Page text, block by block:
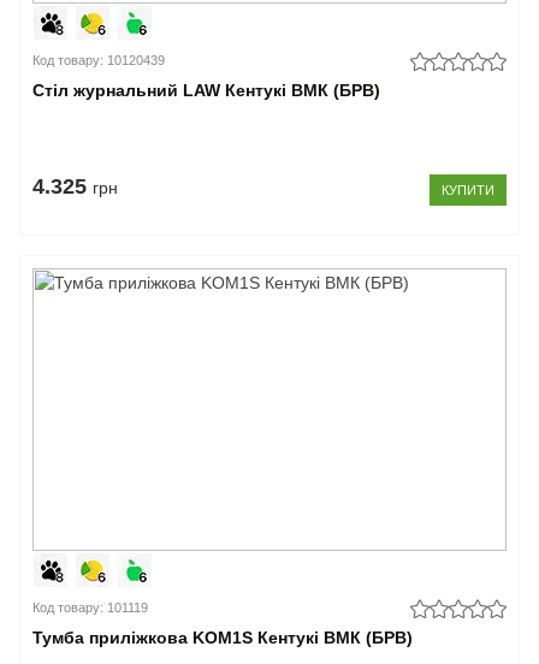
Код товару: 10120439
Стіл журнальний LAW Кентукі ВМК (БРВ)
4.325 грн КУПИТИ
Код товару: 101119
Тумба приліжкова KOM1S Кентукі ВМК (БРВ)